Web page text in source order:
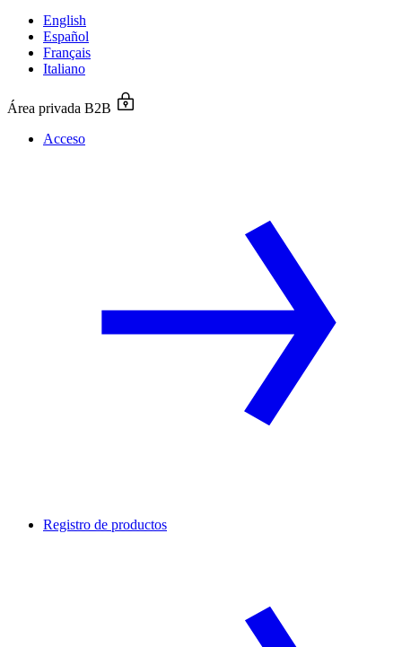
English
Español
Français
Italiano
Área privada B2B
Acceso
Registro de productos